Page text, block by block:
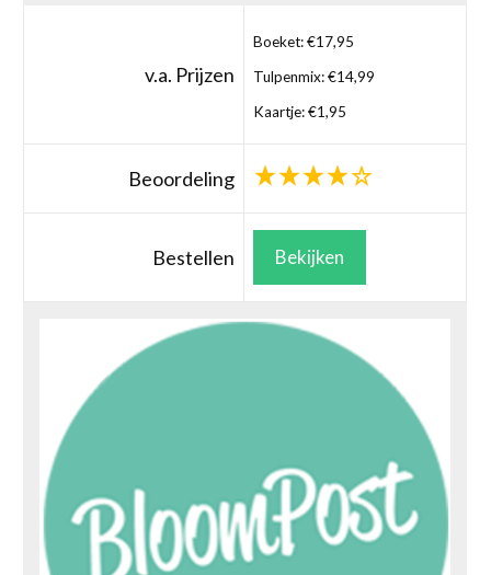
v.a. Prijzen
Boeket: €17,95
Tulpenmix: €14,99
Kaartje: €1,95
Beoordeling
Bestellen Bekijken